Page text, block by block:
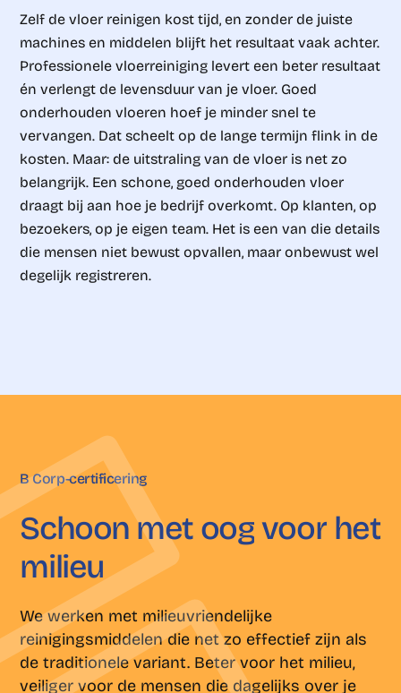
Zelf de vloer reinigen kost tijd, en zonder de juiste
machines en middelen blijft het resultaat vaak achter.
Professionele vloerreiniging levert een beter resultaat
én verlengt de levensduur van je vloer. Goed
onderhouden vloeren hoef je minder snel te
vervangen. Dat scheelt op de lange termijn flink in de
kosten. Maar: de uitstraling van de vloer is net zo
belangrijk. Een schone, goed onderhouden vloer
draagt bij aan hoe je bedrijf overkomt. Op klanten, op
bezoekers, op je eigen team. Het is een van die details
die mensen niet bewust opvallen, maar onbewust wel
degelijk registreren.
B Corp-certificering
Schoonmet oogvoor het
milieu
We werken met milieuvriendelijke
reinigingsmiddelen die net zo effectief zijn als
de traditionele variant. Beter voor het milieu,
veiliger voor de mensen die dagelijks over je